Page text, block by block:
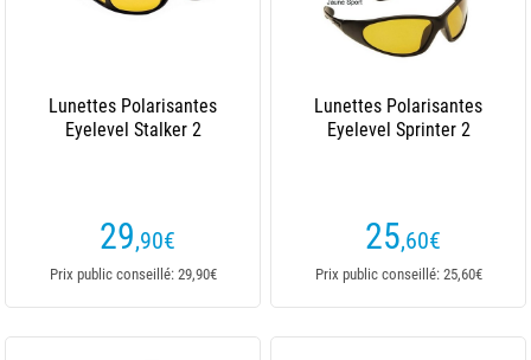
Lunettes Polarisantes
Eyelevel Stalker 2
29,90€
Prix public conseillé: 29,90€
Lunettes Polarisantes
Eyelevel Sprinter 2
25,60€
Prix public conseillé: 25,60€